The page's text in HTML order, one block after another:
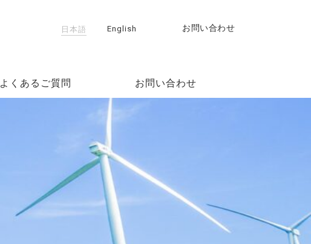
日本語 English お問い合わせ
よくあるご質問 お問い合わせ